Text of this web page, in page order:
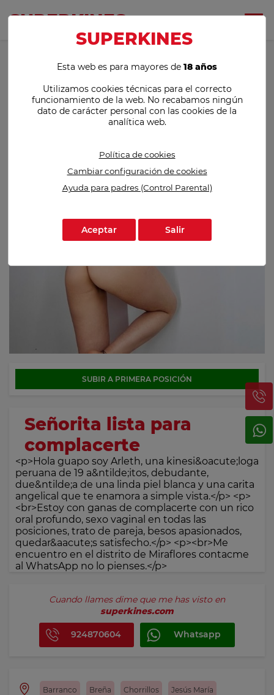
SUPERKINES
SUBIR A PRIMERA POSICIÓN
Señorita lista para
complacerte
<p>Hola guapo soy Arleth, una kinesi&oacute;loga
peruana de 19 a&ntilde;itos, debudante,
due&ntilde;a de una linda piel blanca y una carita
angelical que te enamora a simple vista.</p> <p>
<br>Estoy con ganas de complacerte con un rico
oral profundo, sexo vaginal en todas las
posiciones, trato de pareja, besos apasionados,
quedar&aacute;s satisfecho.</p> <p><br>Me
encuentro en el distrito de Miraflores contacme
al WhatsApp no lo pienses.</p>
Cuando llames dime que me has visto en
superkines.com
924870604 Whatsapp
Barranco Breña Chorrillos Jesús María
SUPERKINES
Esta web es para mayores de 18 años
Utilizamos cookies técnicas para el correcto
funcionamiento de la web. No recabamos ningún
dato de carácter personal con las cookies de la
analítica web.
Política de cookies
Cambiar configuración de cookies
Ayuda para padres (Control Parental)
Aceptar Salir